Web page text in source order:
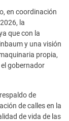
en coordinación
la
que con la
y una visión
propia,
gobernador
de
de calles en la
de vida de las